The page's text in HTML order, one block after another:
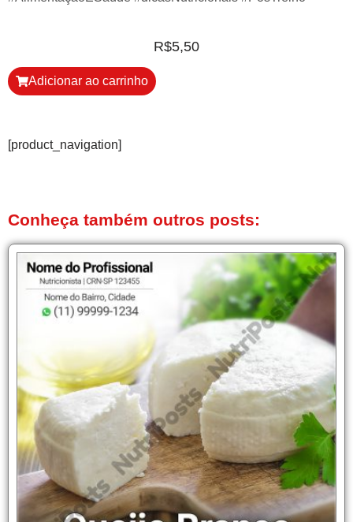
R$5,50
Adicionar ao carrinho
[product_navigation]
Conheça também outros posts: